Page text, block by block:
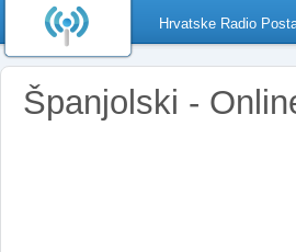
Hrvatske Radio
Španjolski -